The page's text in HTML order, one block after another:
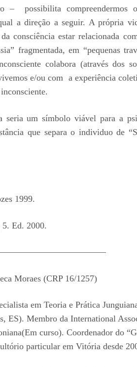
– possibilita compreendermos
a direção a seguir. A própria
consciência estar relacionada
fragmentada, em “pequenas
colabora (através dos
e/ou com a experiência
seria um símbolo viável para a
que separa o individuo de
1999.
5. Ed. 2000.
Moraes (CRP 16/1257)
em Teoria e Prática
ES). Membro da International
curso). Coordenador do
particular em Vitória desde